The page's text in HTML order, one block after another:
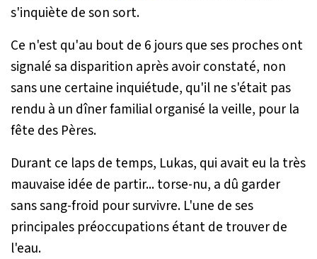
s'inquiète de son sort.
Ce n'est qu'au bout de 6 jours que ses proches ont
signalé sa disparition après avoir constaté, non
sans une certaine inquiétude, qu'il ne s'était pas
rendu à un dîner familial organisé la veille, pour la
fête des Pères.
Durant ce laps de temps, Lukas, qui avait eu la très
mauvaise idée de partir... torse-nu, a dû garder
sans sang-froid pour survivre. L'une de ses
principales préoccupations étant de trouver de
l'eau.